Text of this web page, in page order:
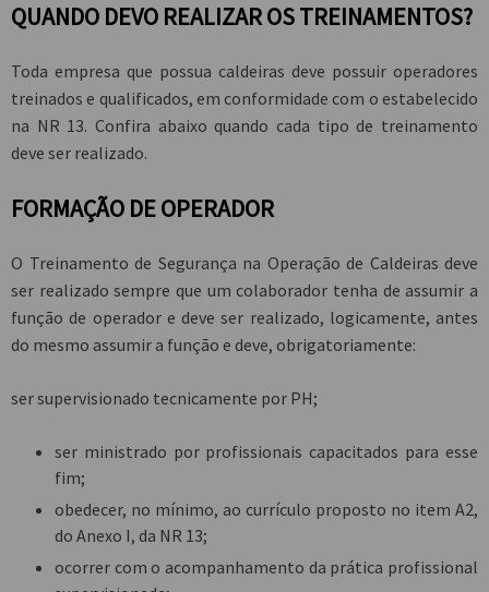
QUANDO DEVO REALIZAR OS TREINAMENTOS?
Toda empresa que possua caldeiras deve possuir operadores
treinados e qualificados, em conformidade com o estabelecido
na NR 13. Confira abaixo quando cada tipo de treinamento
deve ser realizado.
FORMAÇÃO DE OPERADOR
O Treinamento de Segurança na Operação de Caldeiras deve
ser realizado sempre que um colaborador tenha de assumir a
função de operador e deve ser realizado, logicamente, antes
do mesmo assumir a função e deve, obrigatoriamente:
ser supervisionado tecnicamente por PH;
ser ministrado por profissionais capacitados para esse
fim;
obedecer, no mínimo, ao currículo proposto no item A2,
do Anexo I, da NR 13;
ocorrer com o acompanhamento da prática profissional